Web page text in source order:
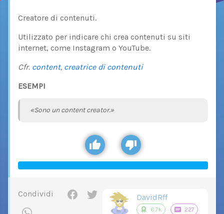
Creatore di contenuti.
Utilizzato per indicare chi crea contenuti su siti
internet, come Instagram o YouTube.
Cfr. content, creatrice di contenuti
ESEMPI
«Sono un content creator.»
Condividi DavidRff
6.7k 227